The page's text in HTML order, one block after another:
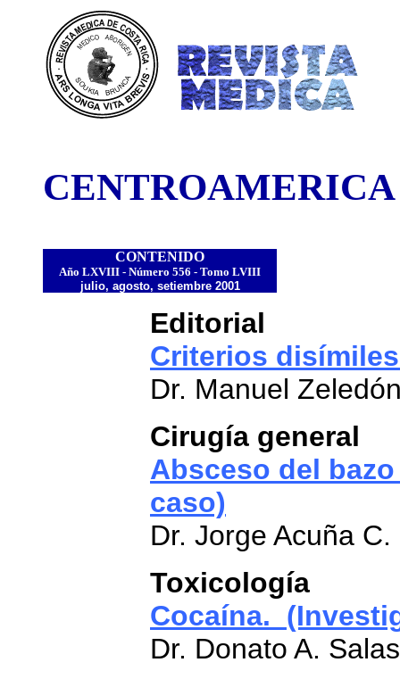
CENTROAMERICA
CONTENIDO
Año LXVIII - Número 556 - Tomo LVIII
julio, agosto, setiembre 2001
Editorial
Criterios
Dr. Manuel
Cirugía general
Absceso del
caso)
Dr. Jorge Acuña C.
Toxicología
Cocaína.
Dr. Donato A.